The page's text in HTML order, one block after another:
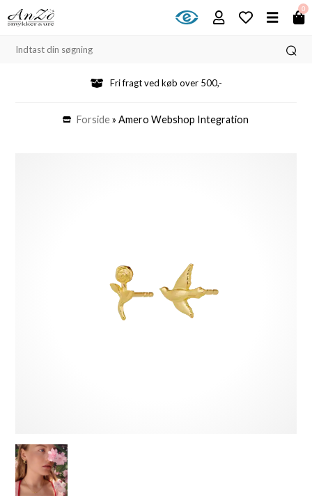
0
Fri fragt ved køb over 500,-
Forside»Amero Webshop Integration